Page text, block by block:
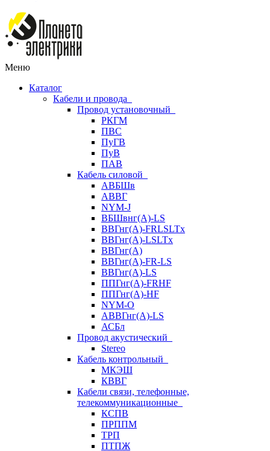
Меню
Каталог
Кабели и провода
Провод установочный
РКГМ
ПВС
ПуГВ
ПуВ
ПАВ
Кабель силовой
АВБШв
АВВГ
NYM-J
ВБШвнг(А)-LS
ВВГнг(A)-FRLSLTx
ВВГнг(A)-LSLTx
ВВГнг(А)
ВВГнг(А)-FR-LS
ВВГнг(А)-LS
ППГнг(А)-FRHF
ППГнг(А)-HF
NYM-O
АВВГнг(А)-LS
АСБл
Провод акустический
Stereo
Кабель контрольный
МКЭШ
КВВГ
Кабели связи, телефонные,
телекоммуникационные
КСПВ
ПРППМ
ТРП
ПТПЖ